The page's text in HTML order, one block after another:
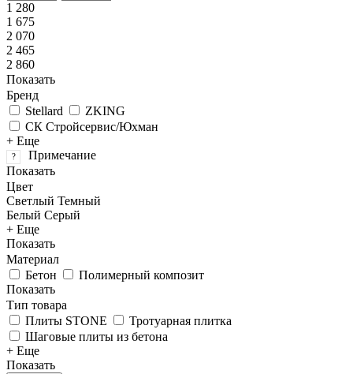
1 280
1 675
2 070
2 465
2 860
Показать
Бренд
Stellard
ZKING
СК Стройсервис/Юхман
+ Еще
?
Примечание
Показать
Цвет
Светлый Темный
Белый Серый
+ Еще
Показать
Материал
Бетон
Полимерный композит
Показать
Тип товара
Плиты STONE
Тротуарная плитка
Шаговые плиты из бетона
+ Еще
Показать